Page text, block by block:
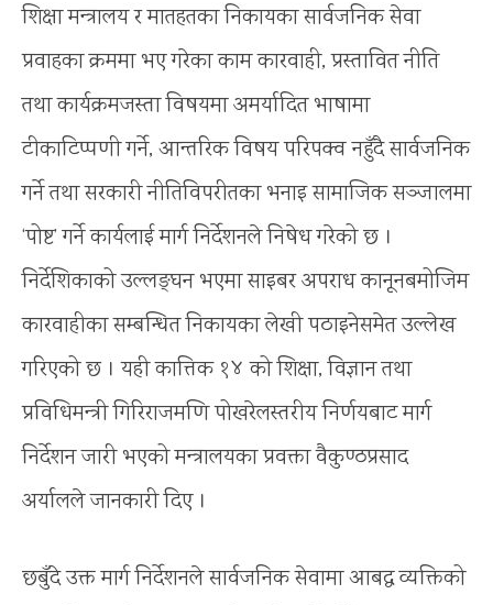
शिक्षा मन्त्रालय र मातहतका निकायका सार्वजनिक सेवा
प्रवाहका क्रममा भए गरेका काम कारवाही, प्रस्तावित नीति
तथा कार्यक्रमजस्ता विषयमा अमर्यादित भाषामा
टीकाटिप्पणी गर्ने, आन्तरिक विषय परिपक्व नहुँदै सार्वजनिक
गर्ने तथा सरकारी नीतिविपरीतका भनाइ सामाजिक सञ्जालमा
‘पोष्ट’ गर्ने कार्यलाई मार्ग निर्देशनले निषेध गरेको छ ।
निर्देशिकाको उल्लङ्घन भएमा साइबर अपराध कानूनबमोजिम
कारवाहीका सम्बन्धित निकायका लेखी पठाइनेसमेत उल्लेख
गरिएको छ । यही कात्तिक १४ को शिक्षा, विज्ञान तथा
प्रविधिमन्त्री गिरिराजमणि पोखरेलस्तरीय निर्णयबाट मार्ग
निर्देशन जारी भएको मन्त्रालयका प्रवक्ता वैकुण्ठप्रसाद
अर्यालले जानकारी दिए ।
छबुँदे उक्त मार्ग निर्देशनले सार्वजनिक सेवामा आबद्ध व्यक्तिको